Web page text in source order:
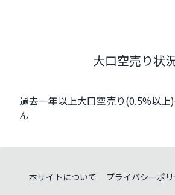
大口空売り状
過去一年以上大口空売り(0.5%以上
ん
本サイトについて プライバシーポ